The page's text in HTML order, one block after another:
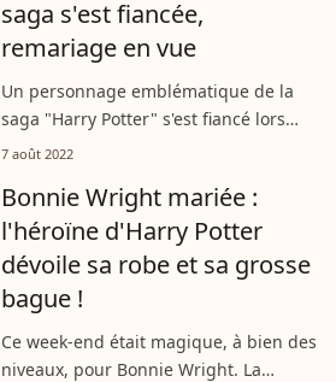
saga s'est fiancée,
remariage en vue
Un personnage emblématique de la
saga "Harry Potter" s'est fiancé lors
d'un voyage romantique en Floride. Son
être pas inconnus. Et ce n'est pas...
7 août 2022
Bonnie Wright mariée :
l'héroïne d'Harry Potter
dévoile sa robe et sa grosse
bague !
Ce week-end était magique, à bien des
niveaux, pour Bonnie Wright. La